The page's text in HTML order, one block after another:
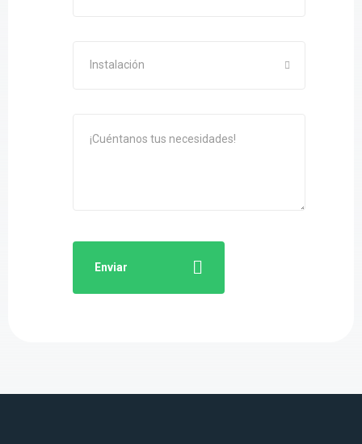
Instalación
Enviar